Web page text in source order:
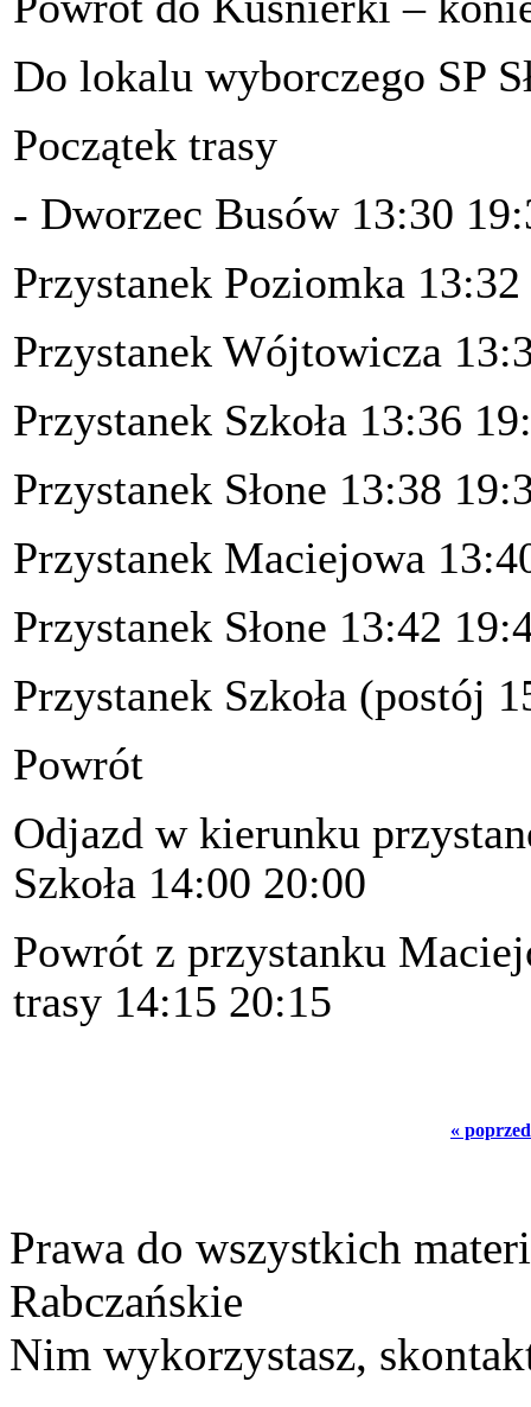
Do lokalu wyborczego SP
Początek trasy
- Dworzec Busów 13:30
Przystanek Poziomka
Przystanek Wójtowicza
Przystanek Szkoła 13:36
Przystanek Słone 13:38
Przystanek Maciejowa
Przystanek Słone 13:42
Przystanek Szkoła (postój
Powrót
Odjazd w kierunku
Szkoła 14:00 20:00
Powrót z przystanku
trasy 14:15 20:15
«
Prawa do wszystkich
Rabczańskie
Nim wykorzystasz,